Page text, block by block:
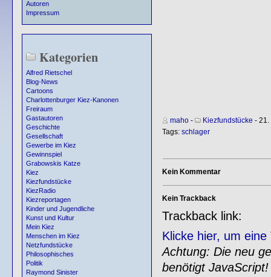
Autoren
Impressum
Kategorien
Alfred Rietschel
Blog-News
Cartoons
Charlottenburger Kiez-Kanonen
Freiraum
Gastautoren
Geschichte
Gesellschaft
Gewerbe im Kiez
Gewinnspiel
Grabowskis Katze
Kiez
Kiezfundstücke
KiezRadio
Kiezreportagen
Kinder und Jugendliche
Kunst und Kultur
Mein Kiez
Menschen im Kiez
Netzfundstücke
Philosophisches
Politik
Raymond Sinister
maho- Kiezfundstücke - 21.
Tags: schlager
Kein Kommentar
Kein Trackback
Trackback link:
Klicke hier, um
Achtung: Die neu
benötigt JavaScript!